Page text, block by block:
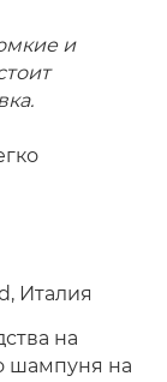
и
Италия
на
шампуня на